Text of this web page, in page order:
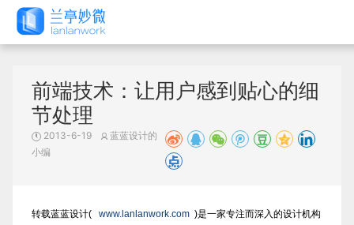
前端技术：让用户感到贴心的细
节处理
2013-6-19
蓝蓝设计的
小编
转载蓝蓝设计( www.lanlanwork.com )是一家专注而深入的设计机构